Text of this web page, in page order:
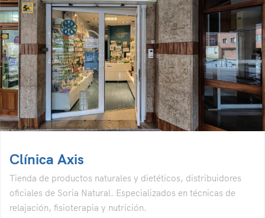
Clínica Axis
Tienda de productos naturales y dietéticos, distribuidores
oficiales de Soria Natural. Especializados en técnicas de
relajación, fisioterapia y nutrición.